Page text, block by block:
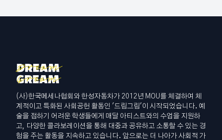
(사)한국메세나협회와 한성자동차가 2012년 MOU를 체결하여 체
계적이고 특화된 사회공헌 활동인 '드림그림'이 시작되었습니다. 예
술을 접하기 어려운 학생들에게 매달 아티스트와의 수업을 지원하
고, 다양한 콜라보레이션을 통해 대중과 공유하고 소통할 수 있는 경
험을 주는 활동을 지속하고 있습니다. 앞으로는 더 나아가 사회적 가